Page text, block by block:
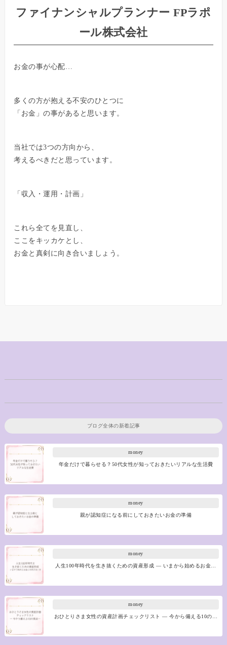
ファイナンシャルプランナー FPラポ
ール株式会社
お金の事が心配…
多くの方が抱える不安のひとつに
「お金」の事があると思います。
当社では3つの方向から、
考えるべきだと思っています。
「収入・運用・計画」
これら全てを見直し、
ここをキッカケとし、
お金と真剣に向き合いましょう。
ブログ全体の新着記事
money
年金だけで暮らせる？50代女性が知っておきたいリアルな生活費
money
親が認知症になる前にしておきたいお金の準備
money
人生100年時代を生き抜くための資産形成 ― いまから始めるお金…
money
おひとりさま女性の資産計画チェックリスト ― 今から備える10の…